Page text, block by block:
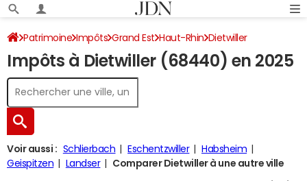
Patrimoine Impôts Grand Est Haut-Rhin Dietwiller
Impôt sur le revenu
Impôts à Dietwiller (68440) en 2025
Voir aussi : Schlierbach Eschentzwiller
Habsheim
Geispitzen
Landser Comparer Dietwiller à une autre ville